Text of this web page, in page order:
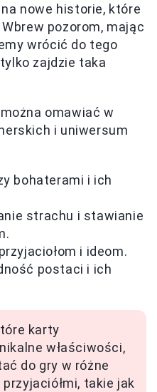
nowe historie, które
pozorom, mając
wrócić do tego
zajdzie taka
omawiać w
i uniwersum
bohaterami i ich
strachu i stawianie
i ideom.
postaci i ich
karty
właściwości,
do gry w różne
takie jak